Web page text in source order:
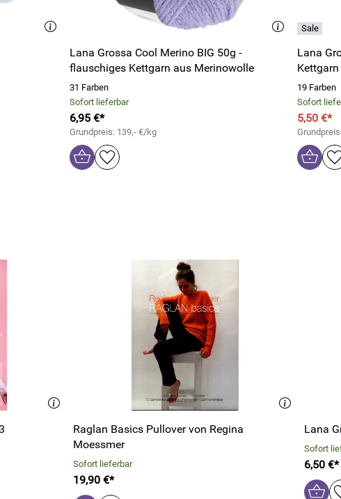
Lana Grossa Cool Merino BIG 50g -
flauschiges Kettgarn aus Merinowolle
31 Farben
Sofort lieferbar
6,95 €*
Grundpreis: 139,- €/kg
Lana
19 Farben
Sofort
5,50 €*
Raglan Basics Pullover von Regina
Moessmer
Sofort lieferbar
19,90 €*
Lana
Sofort
6,50 €*